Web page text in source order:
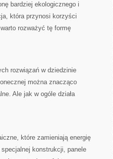
bardziej ⁢ekologicznego i
która przynosi korzyści
rozważyć⁤ tę formę‌
rozwiązań w dziedzinie​
można‌ znacząco
Ale jak w ogóle działa
które‍ zamieniają energię
konstrukcji, panele